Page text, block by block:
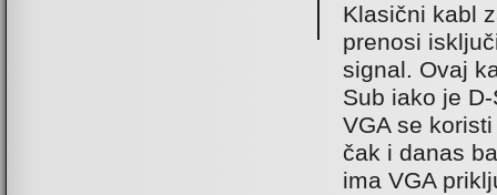
Klasični kabl
prenosi
signal. Ovaj
Sub iako je
VGA se
čak i danas
ima VGA